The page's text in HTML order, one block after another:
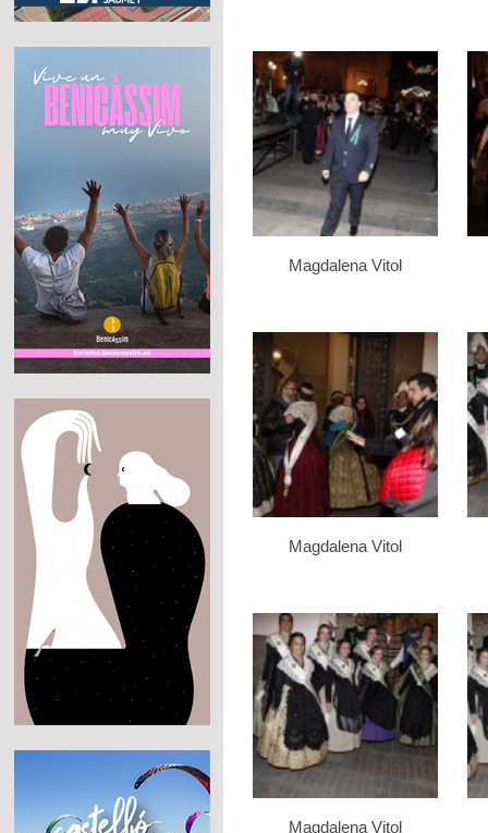
Magdalena Vitol
Magdalena Vitol
Magdalena Vitol